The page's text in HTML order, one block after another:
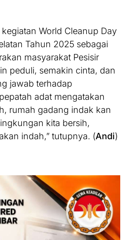
World Cleanup Day
Tahun 2025 sebagai
masyarakat Pesisir
peduli, semakin cinta, dan
jawab terhadap
adat mengatakan
rumah gadang indak kan
kita bersih,
indah,” tutupnya. (Andi)